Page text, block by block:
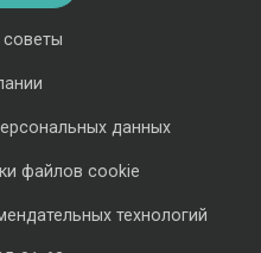
советы
данных
файлов cookie
технологий